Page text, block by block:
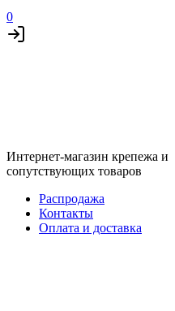
0
Интернет-магазин крепежа и
сопутствующих товаров
Распродажа
Контакты
Оплата и доставка